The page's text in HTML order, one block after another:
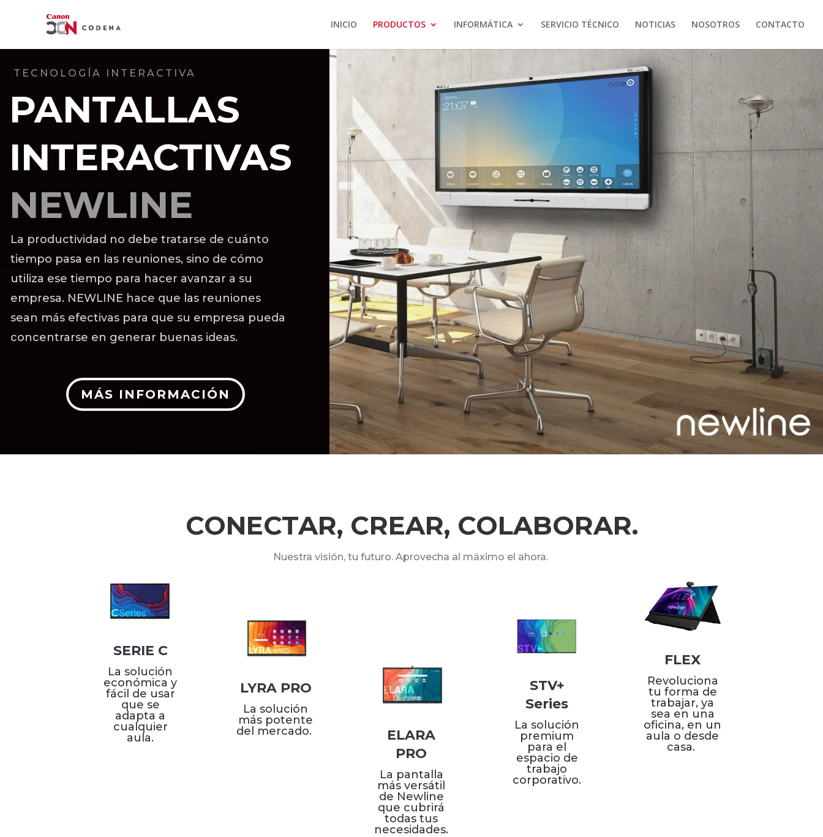
INICIO PRODUCTOS INFORMÁTICA SERVICIO TÉCNICO NOTICIAS NOSOTROS CONTACTO
TECNOLOGÍA INTERACTIVA
PANTALLAS
INTERACTIVAS
NEWLINE
La productividad no debe tratarse de cuánto
tiempo pasa en las reuniones, sino de cómo
utiliza ese tiempo para hacer avanzar a su
empresa. NEWLINE hace que las reuniones
sean más efectivas para que su empresa pueda
concentrarse en generar buenas ideas.
MÁS INFORMACIÓN
CONECTAR, CREAR, COLABORAR.
Nuestra visión, tu futuro. Aprovecha al máximo el ahora.
SERIE C
La solución
económica y
fácil de usar
que se
adapta a
cualquier
aula.
LYRA PRO
La solución
más potente
del mercado.
ELARA
PRO
La pantalla
más versátil
de Newline
que cubrirá
todas tus
necesidades.
STV+
Series
La solución
premium
para el
espacio de
trabajo
corporativo.
FLEX
Revoluciona
tu forma de
trabajar, ya
sea en una
oficina, en un
aula o desde
casa.